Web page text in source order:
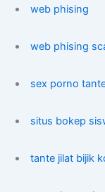
web phising
web phising
sex porno
situs bokep
tante jilat bijik